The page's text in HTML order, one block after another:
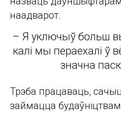
наадварот.
– Я уключыў больш
калі мы пераехалі ў
значна
Трэба працаваць,
займацца